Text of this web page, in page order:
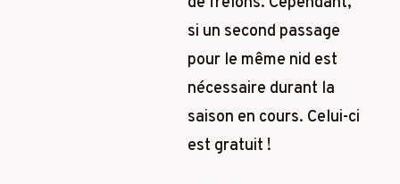
si un second passage
pour le même nid est
nécessaire durant la
saison en cours. Celui-ci
est gratuit !